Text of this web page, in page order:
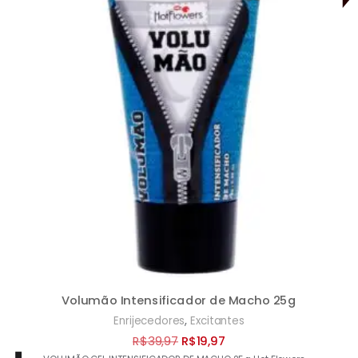
Volumão Intensificador de Macho 25g
Enrijecedores, Excitantes
R$39,97 O
R$19,97O